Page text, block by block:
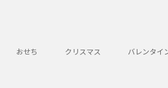
おせち クリスマス バレンタイ